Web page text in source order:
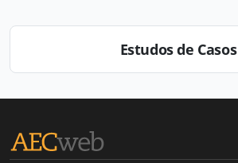
Estudos de Casos